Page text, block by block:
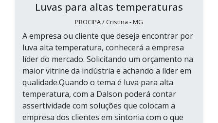
Luvas para altas temperaturas
PROCIPA / Cristina - MG
A empresa ou cliente que deseja encontrar por
luva alta temperatura, conhecerá a empresa
líder do mercado. Solicitando um orçamento na
maior vitrine da indústria e achando a líder em
qualidade.Quando o tema é luva para alta
temperatura, com a Dalson poderá contar
assertividade com soluções que colocam a
empresa dos clientes em sintonia com o que